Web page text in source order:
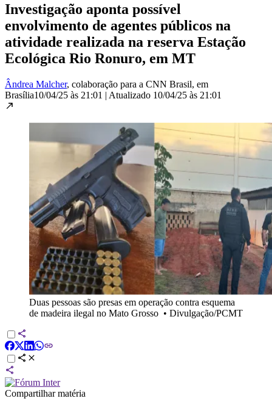
Investigação aponta possível
envolvimento de agentes públicos na
atividade realizada na reserva Estação
Ecológica Rio Ronuro, em MT
Ândrea Malcher, colaboração para a CNN Brasil, em
Brasília10/04/25 às 21:01 | Atualizado 10/04/25 às 21:01
Duas pessoas são presas em operação contra esquema
de madeira ilegal no Mato Grosso • Divulgação/PCMT
Compartilhar matéria